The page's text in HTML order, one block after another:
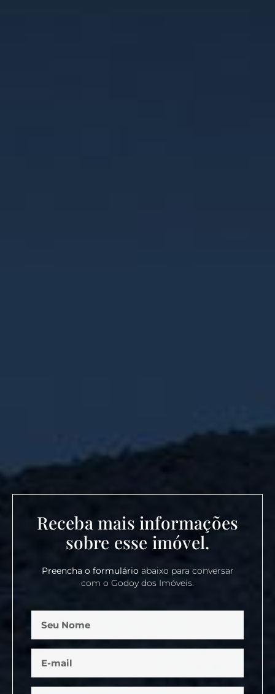
Receba mais informações
sobre esse imóvel.
Preencha o formulárioabaixo para conversar
com o Godoy dos Imóveis.